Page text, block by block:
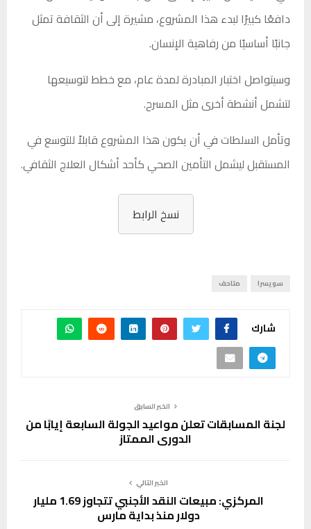
دافعًا كبيرًا لبدء هذا المشروع، مشيرة إلى أن الثقافة تمثل
جانبًا أساسيًا من رفاهية الإنسان.
وسيتواصل اختبار المبادرة لمدة عام، مع خطط لتوسيعها
لتشمل أنشطة أخرى مثل المسرح.
وتأمل السلطات في أن يكون هذا المشروع قابلاً للتوسع في
المستقبل ليشمل التأمين الصحي كأحد أشكال العلاج الثقافي.
نسخ الرابط
سويسرا متاحف
شارك
الخبر السابق
لجنة المسابقات تعلن مواعيد الجولة السابعة إيابًا من
الدوري الممتاز
الخبر التالي
المركزي: مبيعات النقد الأجنبي تتجاوز 1.69 مليار
دولار منذ بداية مارس